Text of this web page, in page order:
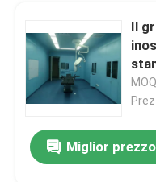
Il
Miglior prezzo